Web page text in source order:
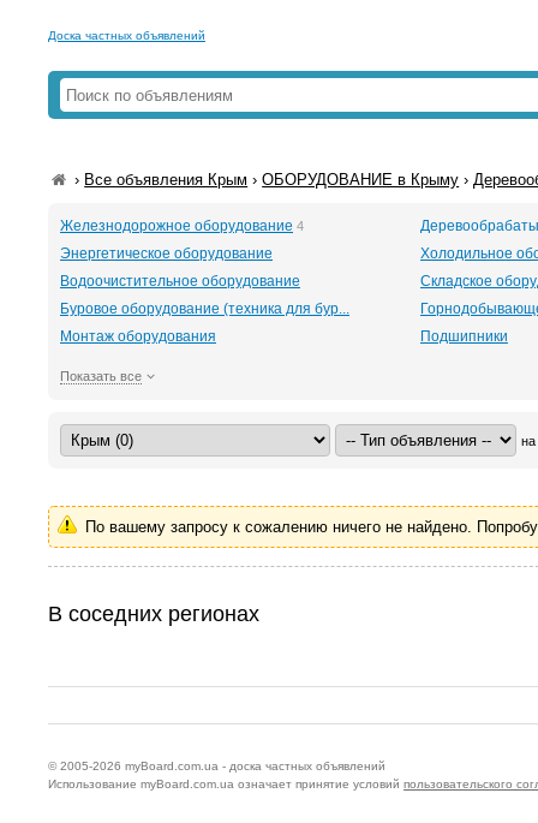
Доска частных объявлений
› Все объявления Крым ›ОБОРУДОВАНИЕ в Крыму ›
Железнодорожное оборудование 4
Энергетическое оборудование
Холодильное
Водоочистительное оборудование
Складское
Буровое оборудование (техника для бур...
Монтаж оборудования
Подшипники
Показать все
на
По вашему запросу к сожалению ничего не найдено.
В соседних регионах
© 2005-2026 myBoard.com.ua - доска частных объявлений
Использование myBoard.com.ua означает принятие условий пользовательского